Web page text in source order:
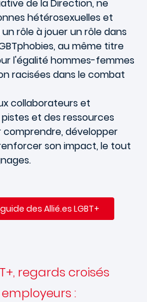
de la Direction, ne
hétérosexuelles et
rôle à jouer un rôle dans
au même titre
l'égalité hommes-femmes
racisées dans le combat
collaborateurs et
et des ressources
développer
son impact, le tout
des Allié.es LGBT+
regards croisés
: